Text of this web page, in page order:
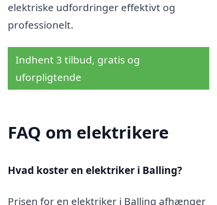
elektriske udfordringer effektivt og
professionelt.
Indhent 3 tilbud, gratis og
uforpligtende
FAQ om elektrikere
Hvad koster en elektriker i Balling?
Prisen for en elektriker i Balling afhænger